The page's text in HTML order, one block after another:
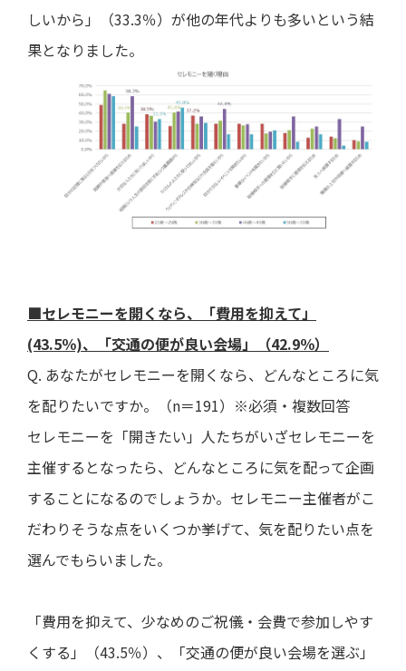
しいから」（33.3％）が他の年代よりも多いという結
果となりました。
■セレモニーを開くなら、「費用を抑えて」
(43.5％)、「交通の便が良い会場」（42.9％）
Q. あなたがセレモニーを開くなら、どんなところに気
を配りたいですか。（n＝191）※必須・複数回答
セレモニーを「開きたい」人たちがいざセレモニーを
主催するとなったら、どんなところに気を配って企画
することになるのでしょうか。セレモニー主催者がこ
だわりそうな点をいくつか挙げて、気を配りたい点を
選んでもらいました。
「費用を抑えて、少なめのご祝儀・会費で参加しやす
くする」（43.5％）、「交通の便が良い会場を選ぶ」